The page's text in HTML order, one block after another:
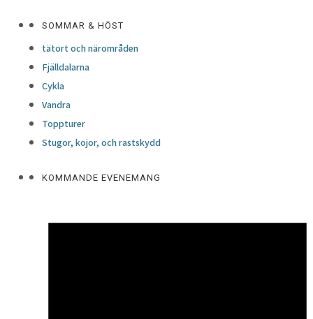
SOMMAR & HÖST
tätort och närområden
Fjälldalarna
Cykla
Vandra
Toppturer
Stugor, kojor, och rastskydd
KOMMANDE EVENEMANG